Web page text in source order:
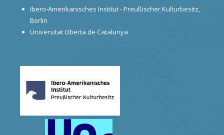
Ibero-Amerikanisches Institut - Preußischer Kulturbesitz,
Berlin
Universitat Oberta de Catalunya